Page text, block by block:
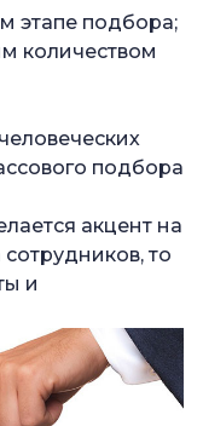
этапе подбора;
количеством
подбора
акцент на
то
и